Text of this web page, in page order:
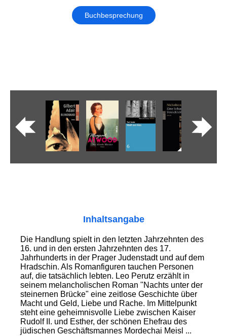
Buchbesprechung
Inhaltsangabe
Die Handlung spielt in den letzten Jahr­zehnten des
16. und in den ersten Jahr­zehnten des 17.
Jahrhunderts in der Prager Judenstadt und auf dem
Hradschin. Als Romanfiguren tauchen Personen
auf, die tatsächlich lebten. Leo Perutz erzählt in
seinem melancholischen Roman "Nachts unter der
steinernen Brücke" eine zeitlose Geschichte über
Macht und Geld, Liebe und Rache. Im Mittelpunkt
steht eine geheimnis­volle Liebe zwischen Kaiser
Rudolf II. und Esther, der schönen Ehefrau des
jüdischen Geschäftsmannes Mordechai Meisl ...